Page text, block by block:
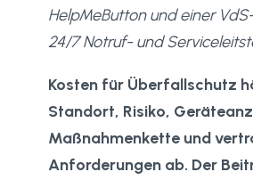
HelpMeButton und einer
24/7 Notruf- und
Kosten für Überfallschutz
Standort, Risiko,
Maßnahmenkette und
Anforderungen ab. Der